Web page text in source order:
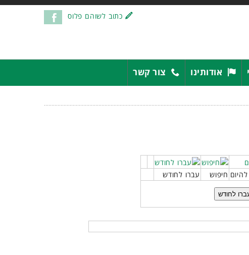
כתוב לשוהם פלוס
אודותינו צור קשר
חיפוש
עברו לחודש
לחודש